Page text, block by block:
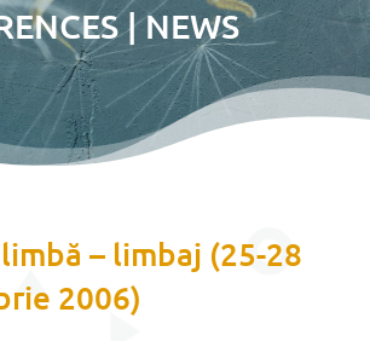
| NEWS
– limbaj (25-28
2006)